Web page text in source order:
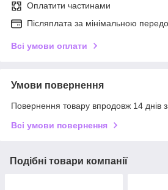
Оплатити частинами
Післяплата за мінімальною
Всі умови оплати
Умови повернення
Повернення товару впродовж 14 днів
Всі умови повернення
Подібні товари компанії